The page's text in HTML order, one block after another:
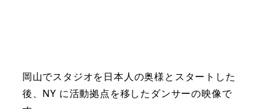
岡山でスタジオを日本人の奥様とスタートした
後、NY に活動拠点を移したダンサーの映像で